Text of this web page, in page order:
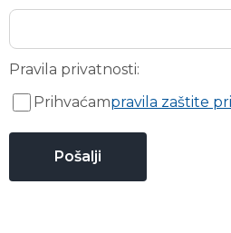
Pravila privatnosti:
Prihvaćampravila zaštite